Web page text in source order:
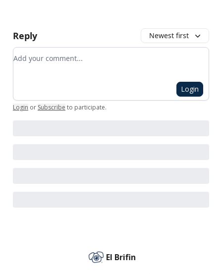
Reply Newest first
Add your comment
Login
Login or Subscribe to participate.
El Brifin